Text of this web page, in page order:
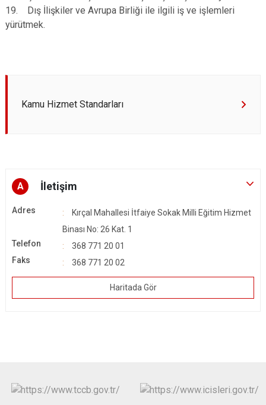
19. Dış İlişkiler ve Avrupa Birliği ile ilgili iş ve işlemleri
yürütmek.
Kamu Hizmet Standarları
A İletişim
Adres
Kırçal Mahallesi İtfaiye Sokak Milli Eğitim Hizmet
Binası No: 26 Kat. 1
Telefon
368 771 20 01
Faks
368 771 20 02
Haritada Gör